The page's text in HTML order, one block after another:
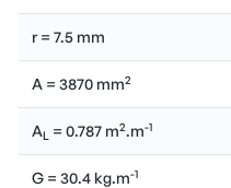
r = 7.5 mm
A = 3870 mm2
AL = 0.787 m2.m-1
G = 30.4 kg.m-1